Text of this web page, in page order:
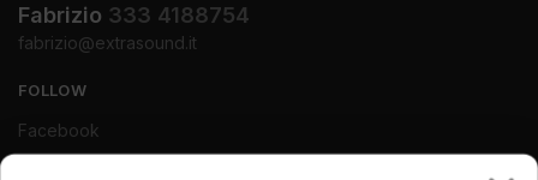
Fabrizio 333 4188754
fabrizio@extrasound.it
FOLLOW
Facebook
Instagram